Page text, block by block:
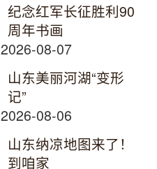
纪念红军长征胜利90
周年书画
2026-08-07
山东美丽河湖“变形
记”
2026-08-06
山东纳凉地图来了！
到咱家